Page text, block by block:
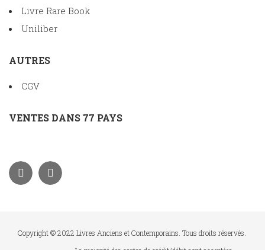
Livre Rare Book
Uniliber
AUTRES
CGV
VENTES DANS 77 PAYS
Copyright © 2022 Livres Anciens et Contemporains. Tous droits réservés.